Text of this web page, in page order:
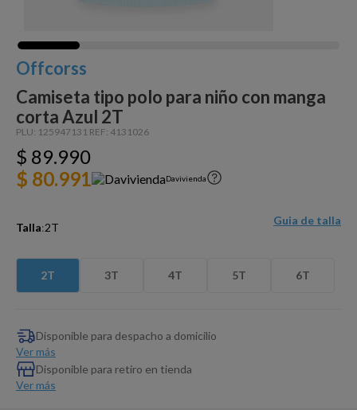
Offcorss
Camiseta tipo polo para niño con manga
corta Azul 2T
PLU: 125947131 REF: 4131026
$ 89.990
$ 80.991
Davivienda
Talla:2T
Guia de talla
2T 3T 4T 5T 6T
Disponible para despacho a domicilio
Ver más
Disponible para retiro en tienda
Ver más